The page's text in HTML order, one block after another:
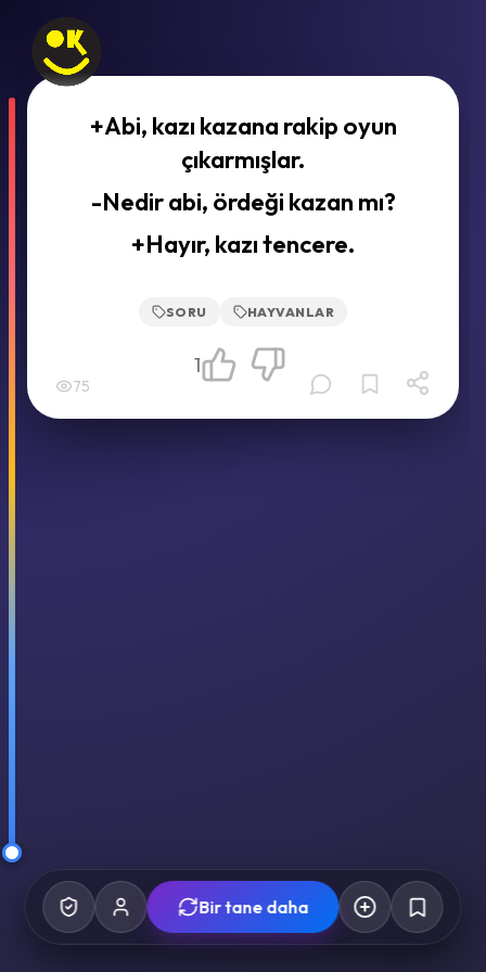
+Abi, kazı kazana rakip oyun
çıkarmışlar.
-Nedir abi, ördeği kazan mı?
+Hayır, kazı tencere.
SORU HAYVANLAR
75
1
Bir tane daha